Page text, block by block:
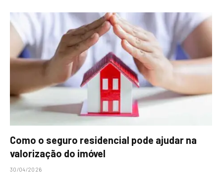
Como o seguro residencial pode ajudar na
valorização do imóvel
30/04/2026